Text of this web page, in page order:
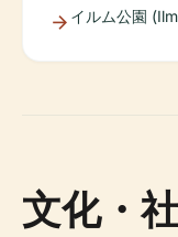
イルム公園
文化・